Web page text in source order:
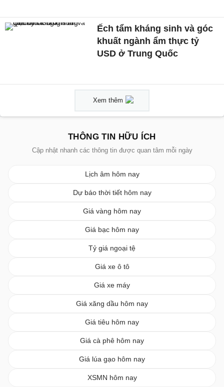
Ếch tẩm kháng sinh và góc
khuất ngành ẩm thực tỷ
USD ở Trung Quốc
Xem thêm
THÔNG TIN HỮU ÍCH
Cập nhật nhanh các thông tin được quan tâm mỗi ngày
Lịch âm hôm nay
Dự báo thời tiết hôm nay
Giá vàng hôm nay
Giá bạc hôm nay
Tỷ giá ngoại tệ
Giá xe ô tô
Giá xe máy
Giá xăng dầu hôm nay
Giá tiêu hôm nay
Giá cà phê hôm nay
Giá lúa gạo hôm nay
XSMN hôm nay